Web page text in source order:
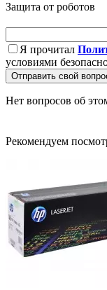
Защита от роботов
Я прочитал
условиями
Отправить свой
Нет вопросов об
Рекомендуем